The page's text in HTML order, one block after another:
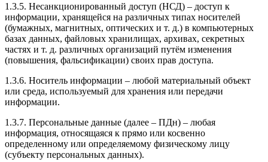
1.3.5. Несанкционированный доступ (НСД) – доступ к
информации, хранящейся на различных типах носителей
(бумажных, магнитных, оптических и т. д.) в компьютерных
базах данных, файловых хранилищах, архивах, секретных
частях и т. д. различных организаций путём изменения
(повышения, фальсификации) своих прав доступа.
1.3.6. Носитель информации – любой материальный объект
или среда, используемый для хранения или передачи
информации.
1.3.7. Персональные данные (далее – ПДн) – любая
информация, относящаяся к прямо или косвенно
определенному или определяемому физическому лицу
(субъекту персональных данных).